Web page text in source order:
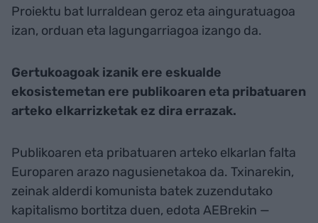
Proiektu bat lurraldean geroz eta ainguratuagoa
izan, orduan eta lagungarriagoa izango da.
Gertukoagoak izanik ere eskualde
ekosistemetan ere publikoaren eta pribatuaren
arteko elkarrizketak ez dira errazak.
Publikoaren eta pribatuaren arteko elkarlan falta
Europaren arazo nagusienetakoa da. Txinarekin,
zeinak alderdi komunista batek zuzendutako
kapitalismo bortitza duen, edota AEBrekin —